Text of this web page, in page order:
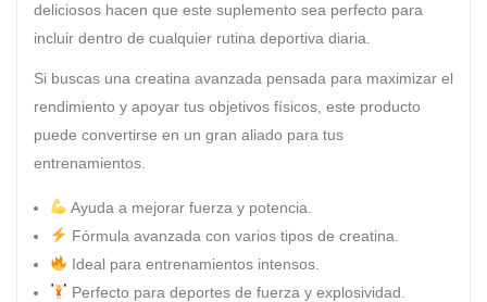
deliciosos hacen que este suplemento sea perfecto para
incluir dentro de cualquier rutina deportiva diaria.
Si buscas una creatina avanzada pensada para maximizar el
rendimiento y apoyar tus objetivos físicos, este producto
puede convertirse en un gran aliado para tus
entrenamientos.
Ayuda a mejorar fuerza y potencia.
Fórmula avanzada con varios tipos de creatina.
Ideal para entrenamientos intensos.
Perfecto para deportes de fuerza y explosividad.